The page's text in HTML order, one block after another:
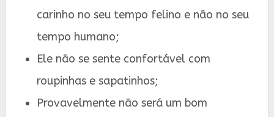
carinho no seu tempo felino e não no seu
tempo humano;
Ele não se sente confortável com
roupinhas e sapatinhos;
Provavelmente não será um bom